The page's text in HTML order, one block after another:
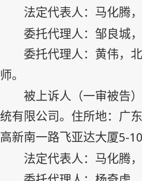
法定代表人：马化腾
委托代理人：邹良城
委托代理人：黄伟，
师。
被上诉人（一审被告
统有限公司。住所地：广
高新南一路飞亚达大厦5-10
法定代表人：马化腾